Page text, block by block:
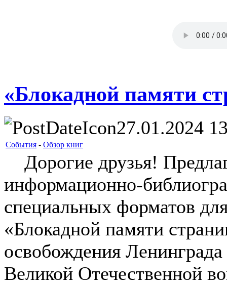
«Блокадной памяти
27.01.2024
События - Обзор книг
Дорогие друзья!
информационно-
специальных форматов
«Блокадной памяти
освобождения
Великой Отечественной